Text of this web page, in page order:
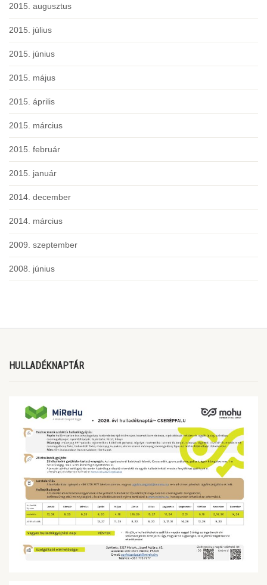
2015. augusztus
2015. július
2015. június
2015. május
2015. április
2015. március
2015. február
2015. január
2014. december
2014. március
2009. szeptember
2008. június
HULLADÉKNAPTÁR